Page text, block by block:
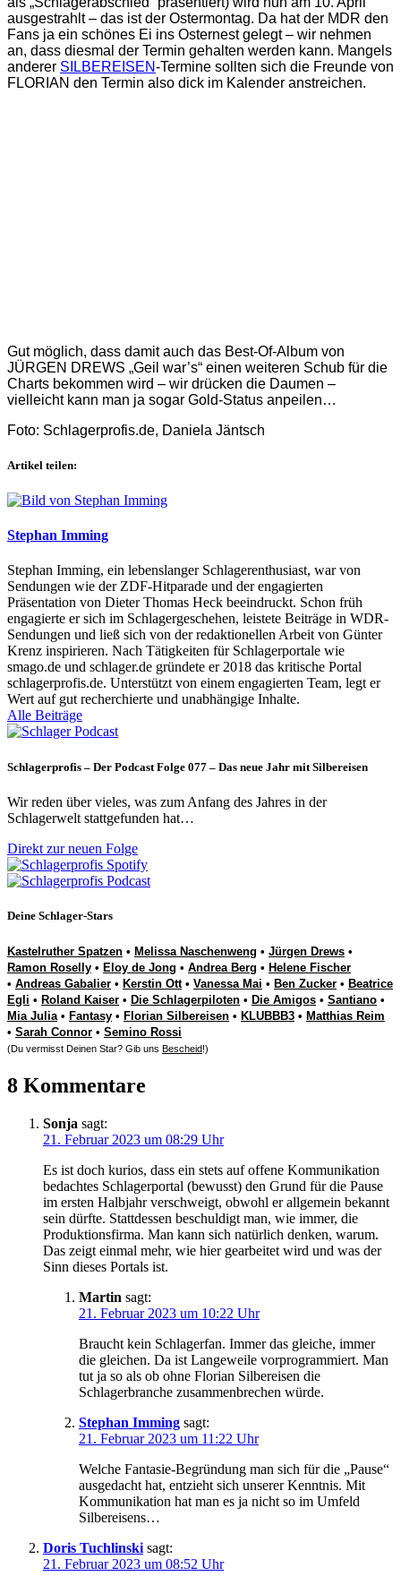
ausgestrahlt – das ist der Ostermontag. Da hat der MDR den
Fans ja ein schönes Ei ins Osternest gelegt – wir nehmen
an, dass diesmal der Termin gehalten werden kann. Mangels
anderer SILBEREISEN-Termine sollten sich die Freunde von
FLORIAN den Termin also dick im Kalender anstreichen.
Gut möglich, dass damit auch das Best-Of-Album von
JÜRGEN DREWS „Geil war’s“ einen weiteren Schub für die
Charts bekommen wird – wir drücken die Daumen –
vielleicht kann man ja sogar Gold-Status anpeilen…
Foto: Schlagerprofis.de, Daniela Jäntsch
Artikel teilen:
Stephan Imming
Stephan Imming, ein lebenslanger Schlagerenthusiast, war von
Sendungen wie der ZDF-Hitparade und der engagierten
Präsentation von Dieter Thomas Heck beeindruckt. Schon früh
engagierte er sich im Schlagergeschehen, leistete Beiträge in WDR-
Sendungen und ließ sich von der redaktionellen Arbeit von Günter
Krenz inspirieren. Nach Tätigkeiten für Schlagerportale wie
smago.de und schlager.de gründete er 2018 das kritische Portal
schlagerprofis.de. Unterstützt von einem engagierten Team, legt er
Wert auf gut recherchierte und unabhängige Inhalte.
Alle Beiträge
Schlagerprofis – Der Podcast Folge 077 – Das neue Jahr mit Silbereisen
Wir reden über vieles, was zum Anfang des Jahres in der
Schlagerwelt stattgefunden hat…
Direkt zur neuen Folge
Deine Schlager-Stars
Kastelruther Spatzen • Melissa Naschenweng • Jürgen Drews •
Ramon Roselly • Eloy de Jong • Andrea Berg • Helene Fischer
• Andreas Gabalier • Kerstin Ott• Vanessa Mai • Ben Zucker • Beatrice
Egli • Roland Kaiser • Die Schlagerpiloten • Die Amigos • Santiano •
Mia Julia• Fantasy • Florian Silbereisen • KLUBBB3 • Matthias Reim
• Sarah Connor • Semino Rossi
(Du vermisst Deinen Star? Gib uns Bescheid!)
8 Kommentare
Sonja sagt:
21. Februar 2023 um 08:29 Uhr
Es ist doch kurios, dass ein stets auf offene Kommunikation
bedachtes Schlagerportal (bewusst) den Grund für die Pause
im ersten Halbjahr verschweigt, obwohl er allgemein bekannt
sein dürfte. Stattdessen beschuldigt man, wie immer, die
Produktionsfirma. Man kann sich natürlich denken, warum.
Das zeigt einmal mehr, wie hier gearbeitet wird und was der
Sinn dieses Portals ist.
Martin sagt:
21. Februar 2023 um 10:22 Uhr
Braucht kein Schlagerfan. Immer das gleiche, immer
die gleichen. Da ist Langeweile vorprogrammiert. Man
tut ja so als ob ohne Florian Silbereisen die
Schlagerbranche zusammenbrechen würde.
Stephan Imming sagt:
21. Februar 2023 um 11:22 Uhr
Welche Fantasie-Begründung man sich für die „Pause“
ausgedacht hat, entzieht sich unserer Kenntnis. Mit
Kommunikation hat man es ja nicht so im Umfeld
Silbereisens…
Doris Tuchlinski sagt:
21. Februar 2023 um 08:52 Uhr